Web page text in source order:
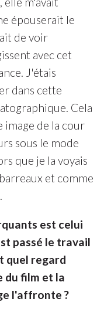
épouserait le
de voir
avec cet
J'étais
dans cette
Cela
de la cour
sous le mode
que je la voyais
et comme
est celui
passé le travail
quel regard
du film et la
l'affronte ?